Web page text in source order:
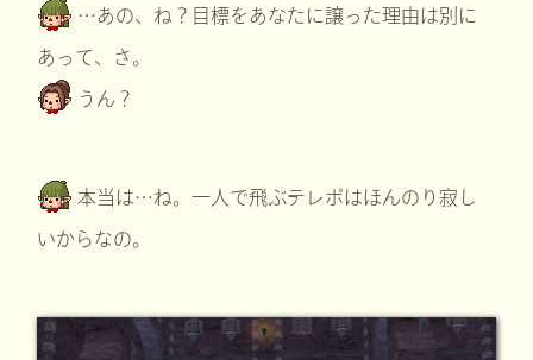
…あの、ね？目標をあなたに譲った理由は別に
あって、さ。
うん？
本当は…ね。一人で飛ぶテレポはほんのり寂し
いからなの。